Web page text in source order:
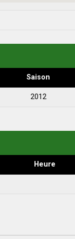
Saison
2012
Heure